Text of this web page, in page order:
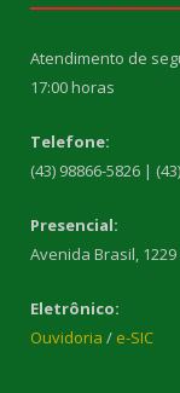
Atendimento de
17:00 horas
Telefone:
(43) 98866-5826 |
Presencial:
Avenida Brasil,
Eletrônico:
Ouvidoria / e-SIC